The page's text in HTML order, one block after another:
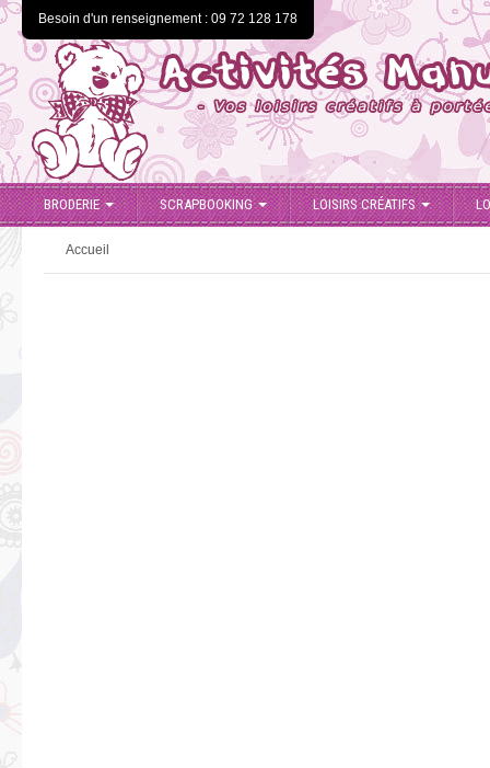
Besoin d'un renseignement : 09 72 128 178
BRODERIE SCRAPBOOKING LOISIRS CRÉATIFS
Accueil